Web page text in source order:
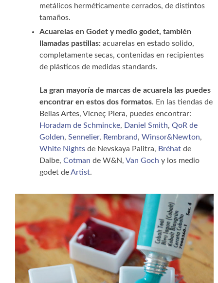
metálicos herméticamente cerrados, de distintos
tamaños.
Acuarelas en Godet y medio godet, también
llamadas pastillas: acuarelas en estado solido,
completamente secas, contenidas en recipientes
de plásticos de medidas standards.
La gran mayoría de marcas de acuarela las puedes
encontrar en estos dos formatos. En las tiendas de
Bellas Artes, Vicneç Piera, puedes encontrar:
Horadam de Schmincke, Daniel Smith,QoR de
Golden,Sennelier, Rembrand,Winsor&Newton,
White Nights de Nevskaya Palitra, Bréhat de
Dalbe,Cotman de W&N,Van Goch y los medio
godet deArtist.